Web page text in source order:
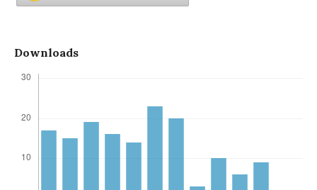
Downloads